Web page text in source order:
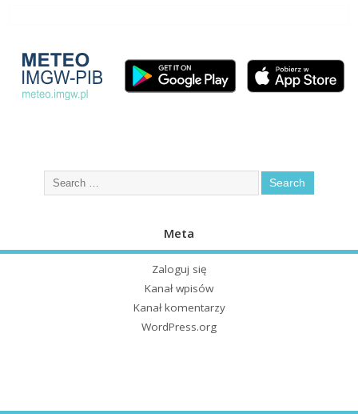
Meta
Zaloguj się
Kanał wpisów
Kanał komentarzy
WordPress.org